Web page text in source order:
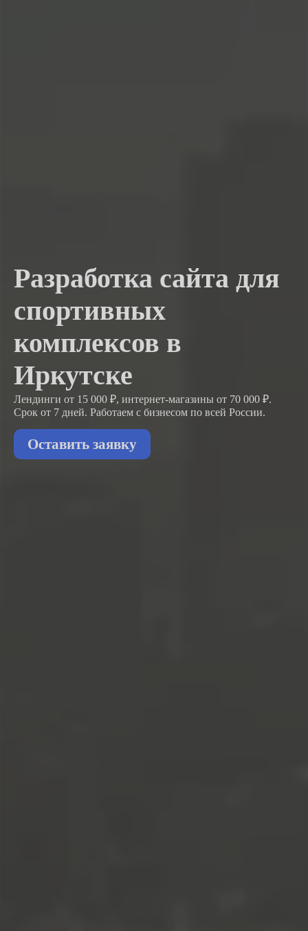
Разработка сайта для
спортивных
комплексов в
Иркутске
Лендинги от 15 000 ₽, интернет-магазины от 70 000 ₽.
Срок от 7 дней. Работаем с бизнесом по всей России.
Оставить заявку